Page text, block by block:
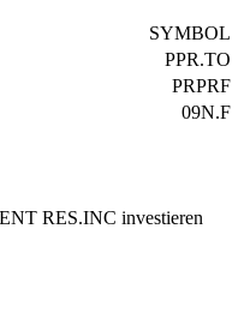
SYMBOL
PPR.TO
PRPRF
09N.F
RES.INC investieren